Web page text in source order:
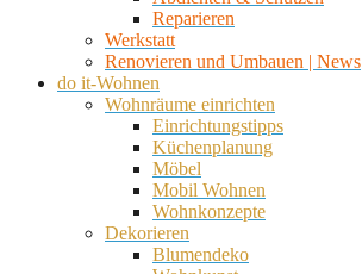
Reparieren
Werkstatt
Renovieren und Umbauen | News
do it-Wohnen
Wohnräume einrichten
Einrichtungstipps
Küchenplanung
Möbel
Mobil Wohnen
Wohnkonzepte
Dekorieren
Blumendeko